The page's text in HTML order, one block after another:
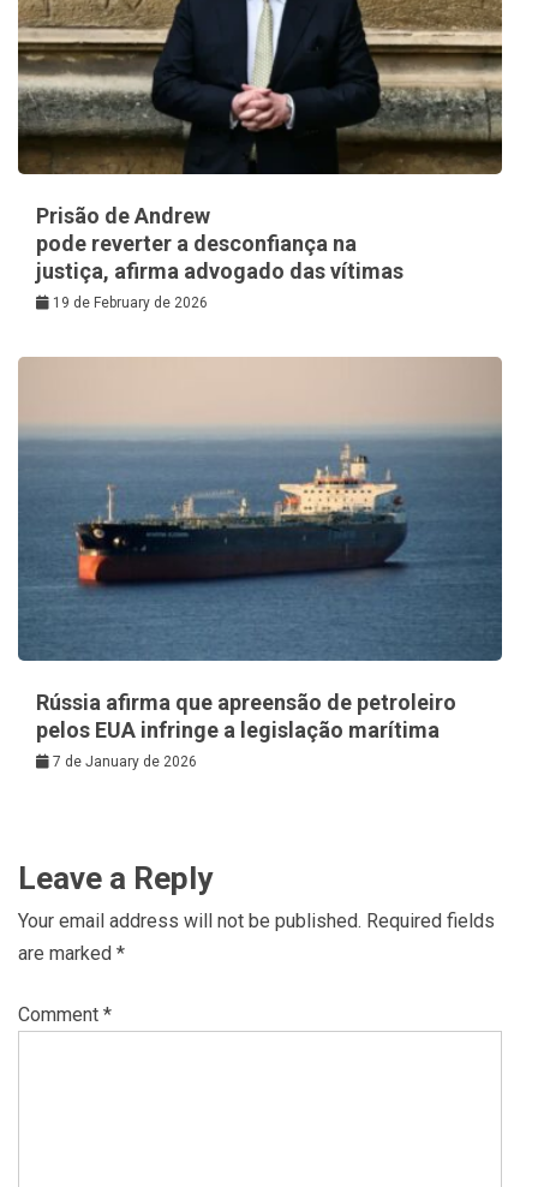
Prisão de Andrew
pode reverter a desconfiança na
justiça, afirma advogado das vítimas
19 de February de 2026
Rússia afirma que apreensão de petroleiro
pelos EUA infringe a legislação marítima
7 de January de 2026
Leave a Reply
Your email address will not be published. Required fields
are marked *
Comment *